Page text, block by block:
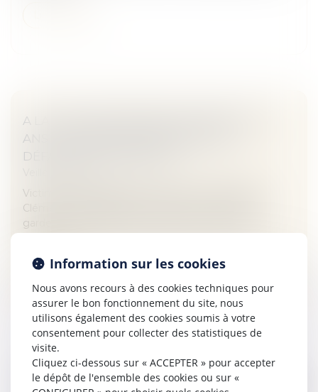
A LA UNE | DÉCÉDÉ BRUTALEMENT À 26
ANS : UNE FAMILLE DÉNONCE UNE
DÉFAILLANCE MÉDICALE
Victime d’un malaise avec perte de connaissance,
Clément Roland-Piègue consulte le médecin de
garde. Le lendemain, il est retrouvé mort à son
Lire la suite
PROUVER UNE VIE EN CONCUBINAGE EST
Information sur les cookies
Nous avons recours à des cookies techniques pour
assurer le bon fonctionnement du site, nous
utilisons également des cookies soumis à votre
consentement pour collecter des statistiques de
visite.
Cliquez ci-dessous sur « ACCEPTER » pour accepter
le dépôt de l'ensemble des cookies ou sur «